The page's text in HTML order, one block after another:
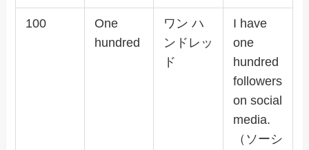
100
One
hundred
ワン ハ
ンドレッ
ド
I have
one
hundred
followers
on social
media.
（ソーシ